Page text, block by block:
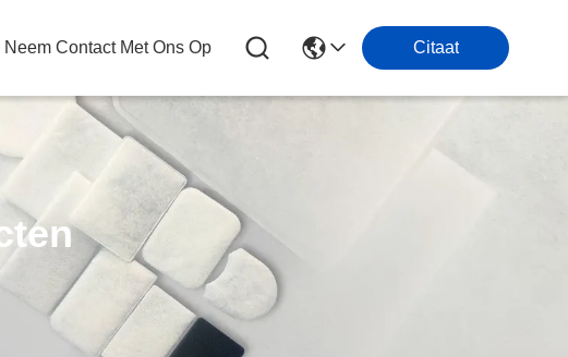
Neem Contact Met Ons Op Citaat